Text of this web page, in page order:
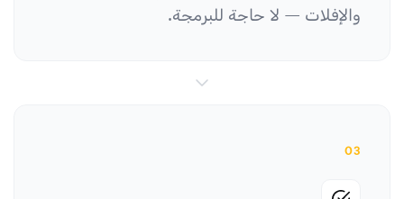
والإفلات — لا حاجة للبرمجة.
03